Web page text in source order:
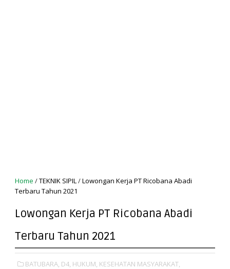
Home /TEKNIK SIPIL/Lowongan Kerja PT Ricobana Abadi
Terbaru Tahun 2021
Lowongan Kerja PT Ricobana Abadi
Terbaru Tahun 2021
BATUBARA, D4, HUKUM, KESEHATAN MASYARAKAT,